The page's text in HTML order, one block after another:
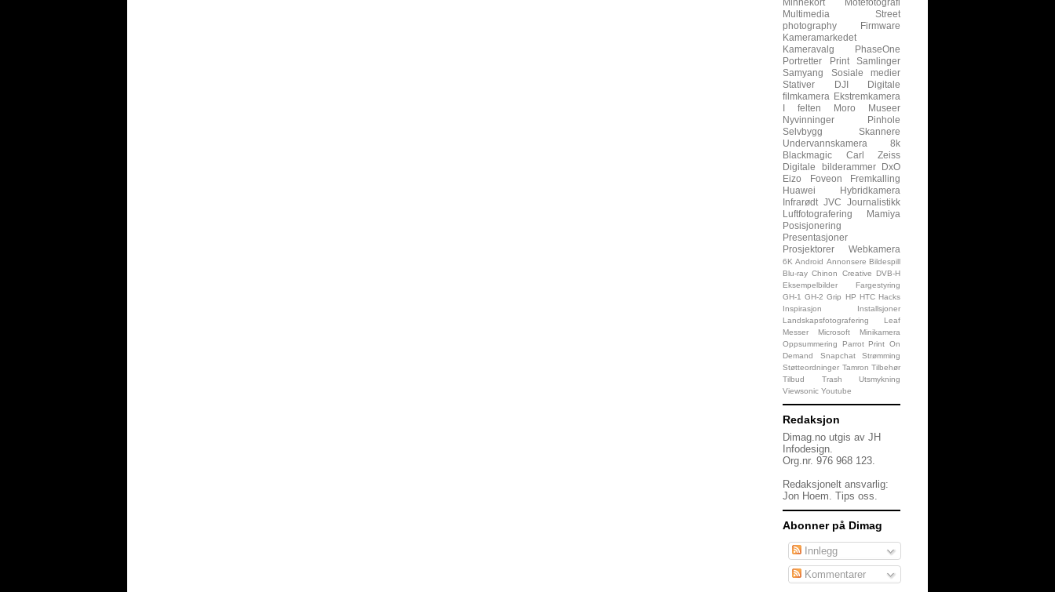
Multimedia
Street
photography
Firmware
Kameramarkedet
Kameravalg
PhaseOne
Portretter
Print
Samlinger
Samyang
Sosiale medier
Stativer
DJI
Digitale
filmkamera Ekstremkamera
I felten
Moro
Museer
Nyvinninger
Pinhole
Selvbygg
Skannere
Undervannskamera
8k
Blackmagic
Carl Zeiss
Digitale bilderammer
DxO
Eizo
Foveon
Fremkalling
Huawei
Hybridkamera
Infrarødt JVC
Journalistikk
Luftfotografering
Mamiya
Posisjonering
Presentasjoner
Prosjektorer
Webkamera
6K Android Annonsere Bildespill
Blu-ray Chinon Creative
DVB-H
Eksempelbilder
Fargestyring
GH-1 GH-2 Grip HP HTC Hacks
Inspirasjon
Installsjoner
Landskapsfotografering
Leaf
Messer
Microsoft
Minikamera
Oppsummering
Parrot Print On
Demand
Snapchat
Strømming
Støtteordninger Tamron Tilbehør
Tilbud
Trash
Utsmykning
Viewsonic Youtube
Redaksjon
Dimag.no utgis av JH
Infodesign.
Org.nr. 976 968 123.
Redaksjonelt ansvarlig:
Jon Hoem. Tips oss
Abonner på Dimag
Innlegg
Kommentarer